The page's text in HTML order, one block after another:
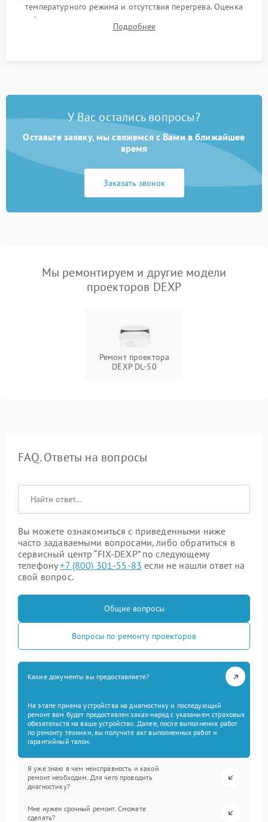
температурного режима и отсутствия перегрева. Оценка
фокуса, контрастности и цветопередачи на тестовых
таблицах. Проверка работы всех видеовходов и кнопок
Подробнее
У Вас остались вопросы?
Оставьте заявку, мы свяжемся с Вами в ближайшее
время
Заказать звонок
Мы ремонтируем и другие модели
проекторов DEXP
Ремонт проектора
DEXP DL-50
FAQ. Ответы на вопросы
Вы можете ознакомиться с приведенными ниже
часто задаваемыми вопросами, либо обратиться в
сервисный центр “FIX-DEXP” по следующему
телефону+7 (800) 301-55-83 если не нашли ответ на
свой вопрос.
Общие вопросы
Вопросы по ремонту проекторов
Какие документы вы предоставляете?
На этапе приема устройства на диагностику и последующий
ремонт вам будет предоставлен заказ-наряд с указанием страховых
обязательств на ваше устройство. Далее, после выполнения работ
по ремонту техники, вы получите акт выполненных работ и
гарантийный талон.
Я уже знаю в чем неисправность и какой
ремонт необходим. Для чего проводить
диагностику?
Мне нужен срочный ремонт. Сможете
сделать?